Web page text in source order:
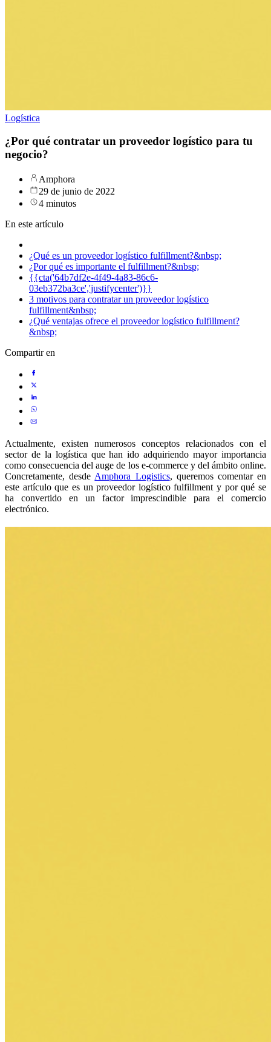
Logística
¿Por qué contratar un proveedor logístico para tu
negocio?
Amphora
29 de junio de 2022
4 minutos
En este artículo
¿Qué es un proveedor logístico fulfillment?&nbsp;
¿Por qué es importante el fulfillment?&nbsp;
{{cta('64b7df2e-4f49-4a83-86c6-
03eb372ba3ce','justifycenter')}}
3 motivos para contratar un proveedor logístico
fulfillment&nbsp;
¿Qué ventajas ofrece el proveedor logístico fulfillment?
&nbsp;
Compartir en
Actualmente, existen numerosos conceptos relacionados con el
sector de la logística que han ido adquiriendo mayor importancia
como consecuencia del auge de los e-commerce y del ámbito online.
Concretamente, desde Amphora Logistics, queremos comentar en
este artículo que es un proveedor logístico fulfillment y por qué se
ha convertido en un factor imprescindible para el comercio
electrónico.